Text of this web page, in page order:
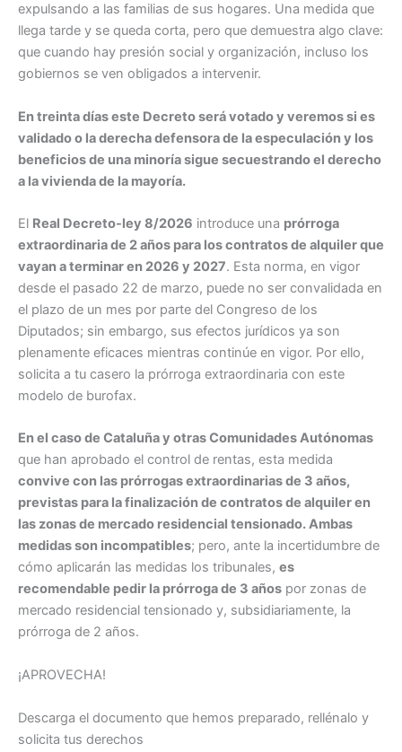
expulsando a las familias de sus hogares. Una medida que
llega tarde y se queda corta, pero que demuestra algo clave:
que cuando hay presión social y organización, incluso los
gobiernos se ven obligados a intervenir.
En treinta días este Decreto será votado y veremos si es
validado o la derecha defensora de la especulación y los
beneficios de una minoría sigue secuestrando el derecho
a la vivienda de la mayoría.
El Real Decreto-ley 8/2026 introduce una prórroga
extraordinaria de 2 años para los contratos de alquiler que
vayan a terminar en 2026 y 2027. Esta norma, en vigor
desde el pasado 22 de marzo, puede no ser convalidada en
el plazo de un mes por parte del Congreso de los
Diputados; sin embargo, sus efectos jurídicos ya son
plenamente eficaces mientras continúe en vigor. Por ello,
solicita a tu casero la prórroga extraordinaria con este
modelo de burofax.
En el caso de Cataluña y otras Comunidades Autónomas
que han aprobado el control de rentas, esta medida
convive con las prórrogas extraordinarias de 3 años,
previstas para la finalización de contratos de alquiler en
las zonas de mercado residencial tensionado. Ambas
medidas son incompatibles; pero, ante la incertidumbre de
cómo aplicarán las medidas los tribunales, es
recomendable pedir la prórroga de 3 años por zonas de
mercado residencial tensionado y, subsidiariamente, la
prórroga de 2 años.
¡APROVECHA!
Descarga el documento que hemos preparado, rellénalo y
solicita tus derechos